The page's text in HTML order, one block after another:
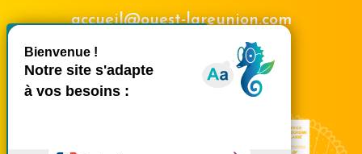
Masquer le
accueil@ouest-lareunion.com
02 62 42 31 31
Nous rencontrer